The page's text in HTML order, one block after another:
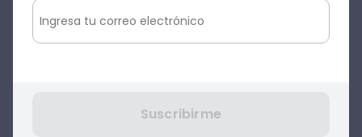
La familia más querida de Estados Unidos se
caracterizaban por sus extravagantes
Lisa? Aquí están las bases.
Suscribirme